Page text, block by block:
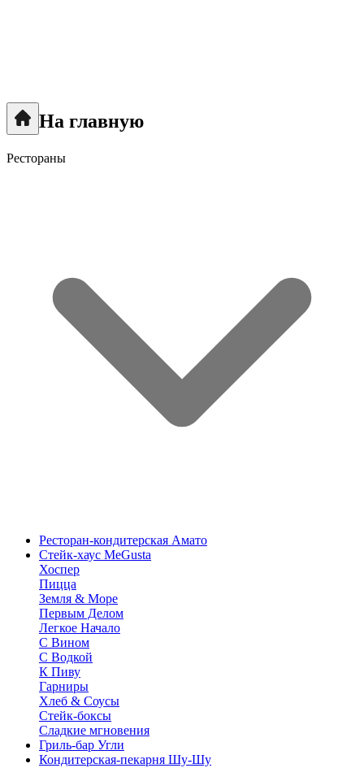
На главную
Рестораны
Ресторан-кондитерская Амато
Стейк-хаус MeGusta
Хоспер
Пицца
Земля & Море
Первым Делом
Легкое Начало
С Вином
С Водкой
К Пиву
Гарниры
Хлеб & Соусы
Стейк-боксы
Сладкие мгновения
Гриль-бар Угли
Кондитерская-пекарня Шу-Шу